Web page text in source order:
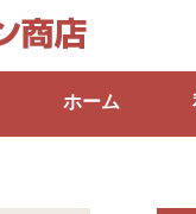
ホーム